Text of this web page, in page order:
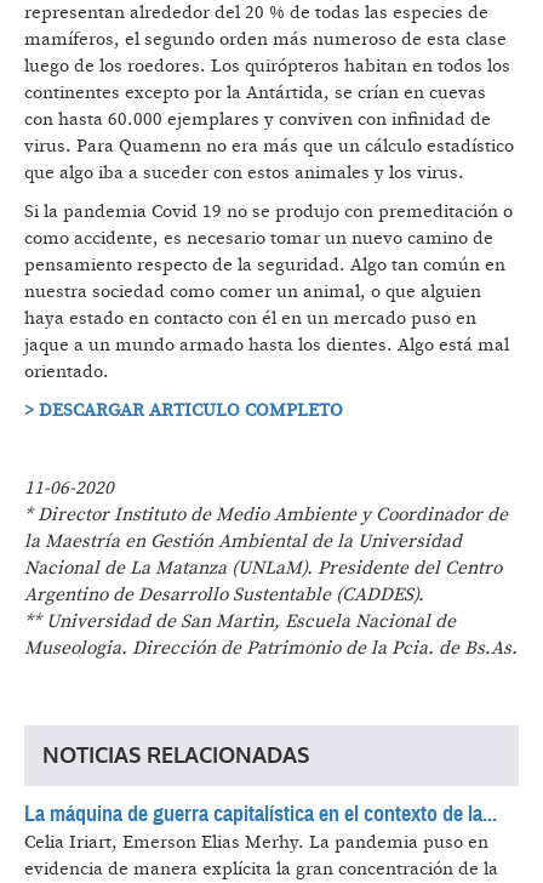
representan alrededor del 20 % de todas las especies de
mamíferos, el segundo orden más numeroso de esta clase
luego de los roedores. Los quirópteros habitan en todos los
continentes excepto por la Antártida, se crían en cuevas
con hasta 60.000 ejemplares y conviven con infinidad de
virus. Para Quamenn no era más que un cálculo estadístico
que algo iba a suceder con estos animales y los virus.
Si la pandemia Covid 19 no se produjo con premeditación o
como accidente, es necesario tomar un nuevo camino de
pensamiento respecto de la seguridad. Algo tan común en
nuestra sociedad como comer un animal, o que alguien
haya estado en contacto con él en un mercado puso en
jaque a un mundo armado hasta los dientes. Algo está mal
orientado.
> DESCARGAR ARTICULO COMPLETO
11-06-2020
* Director Instituto de Medio Ambiente y Coordinador de
la Maestría en Gestión Ambiental de la Universidad
Nacional de La Matanza (UNLaM). Presidente del Centro
Argentino de Desarrollo Sustentable (CADDES).
** Universidad de San Martin, Escuela Nacional de
Museologia. Dirección de Patrimonio de la Pcia. de Bs.As.
NOTICIAS RELACIONADAS
La máquina de guerra capitalística en el contexto de la...
Celia Iriart, Emerson Elias Merhy. La pandemia puso en
evidencia de manera explícita la gran concentración de la